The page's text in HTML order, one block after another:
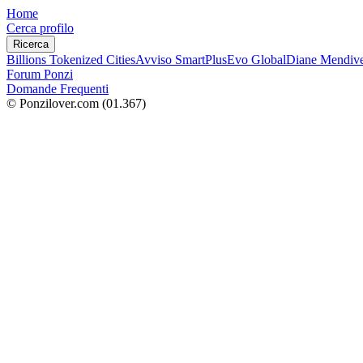
Home
Cerca profilo
Ricerca
Billions Tokenized CitiesAvviso SmartPlusEvo GlobalDiane
Forum Ponzi
Domande Frequenti
© Ponzilover.com (01.367)